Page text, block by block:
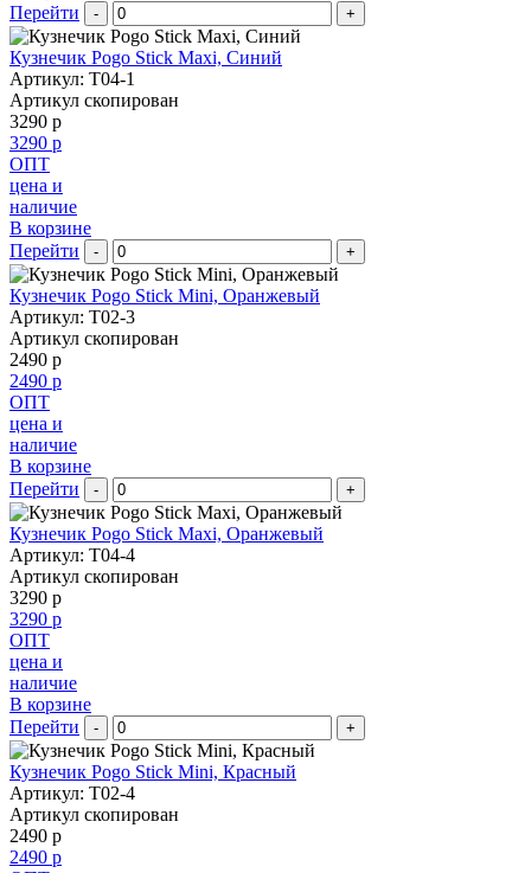
Перейти
- +
Кузнечик Pogo Stick Maxi, Синий
Артикул: T04-1
Артикул скопирован
3290 р
3290 р
ОПТ
цена и
наличие
В корзине
Перейти
- +
Кузнечик Pogo Stick Mini, Оранжевый
Артикул: T02-3
Артикул скопирован
2490 р
2490 р
ОПТ
цена и
наличие
В корзине
Перейти
- +
Кузнечик Pogo Stick Maxi, Оранжевый
Артикул: T04-4
Артикул скопирован
3290 р
3290 р
ОПТ
цена и
наличие
В корзине
Перейти
- +
Кузнечик Pogo Stick Mini, Красный
Артикул: T02-4
Артикул скопирован
2490 р
2490 р